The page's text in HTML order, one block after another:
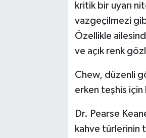
kritik bir uyarı
vazgeçilmezi
Özellikle
ve açık renk
Chew, düzenli
erken teşhis için
Dr. Pearse
kahve türlerinin